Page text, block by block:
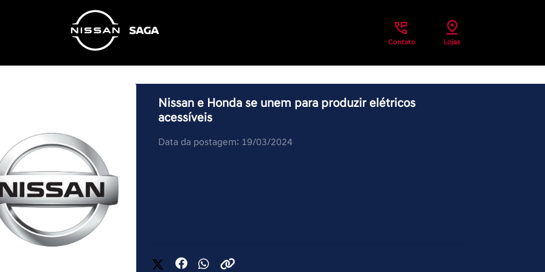
Contato Lojas
Nissan e Honda se unem para produzir elétricos
acessíveis
Data da postagem: 19/03/2024